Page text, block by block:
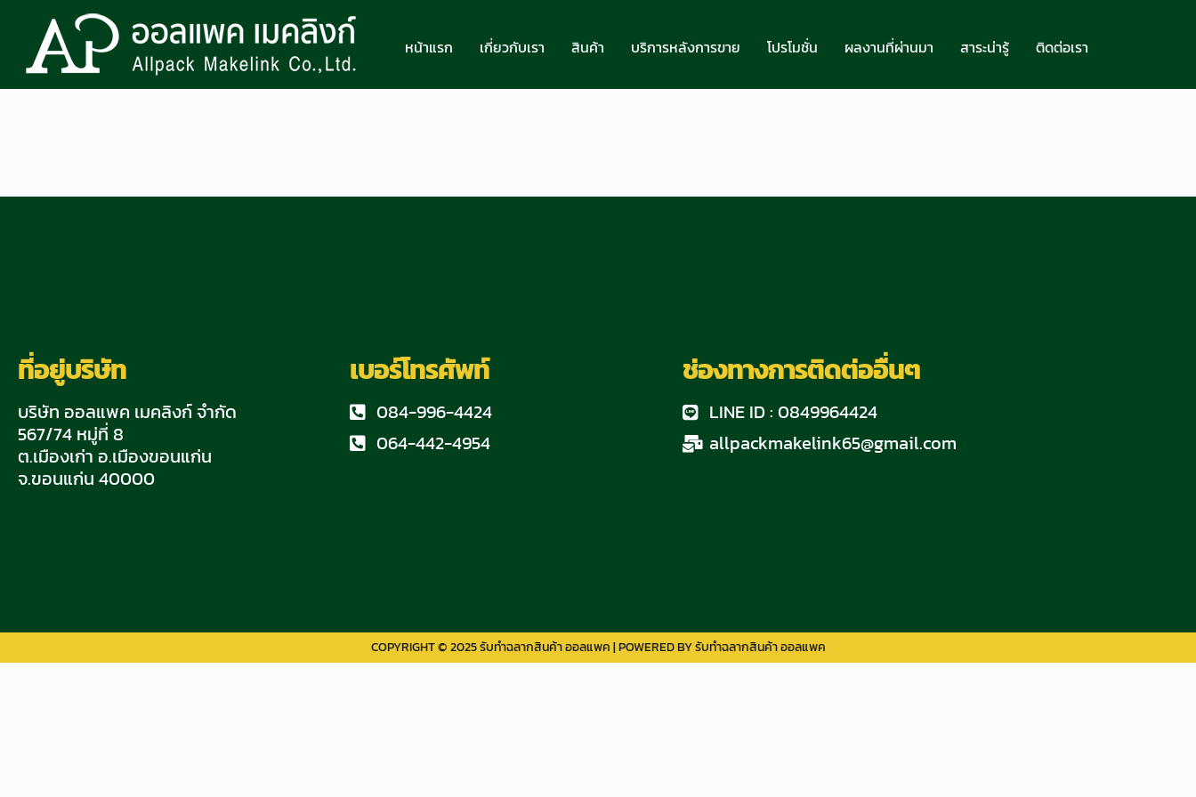
หน้าแรก เกี่ยวกับเรา สินค้า บริการหลังการขาย โปรโมชั่น ผลงานที่ผ่านมา สาระน่ารู้ ติดต่อเรา
ที่อยู่บริษัท
บริษัท ออลแพค เมคลิงก์ จำกัด
567/74 หมู่ที่ 8
ต.เมืองเก่า อ.เมืองขอนแก่น
จ.ขอนแก่น 40000
เบอร์โทรศัพท์
084-996-4424
064-442-4954
ช่องทางการติดต่ออื่นๆ
LINE ID : 0849964424
allpackmakelink65@gmail.com
COPYRIGHT © 2025 รับทำฉลากสินค้า ออลแพค | POWERED BY รับทำฉลากสินค้า ออลแพค